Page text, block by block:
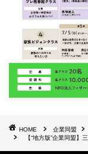
HOME 企業同盟
【“地方版”企業同盟】